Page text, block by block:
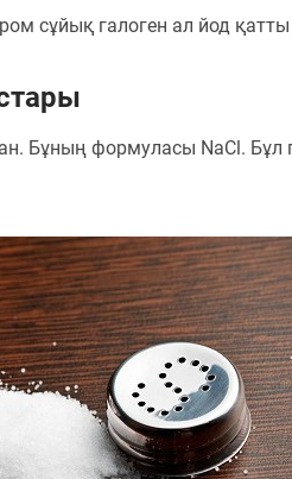
сұйық галоген ал йод
Бұның формуласы NaCl. Бұл